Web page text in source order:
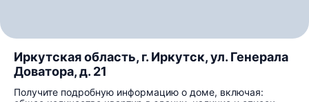
Иркутская область, г. Иркутск, ул. Генерала
Доватора, д. 21
Получите подробную информацию о доме, включая: